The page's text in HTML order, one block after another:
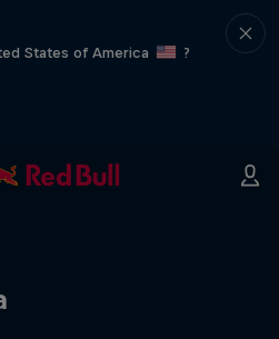
States of America
?